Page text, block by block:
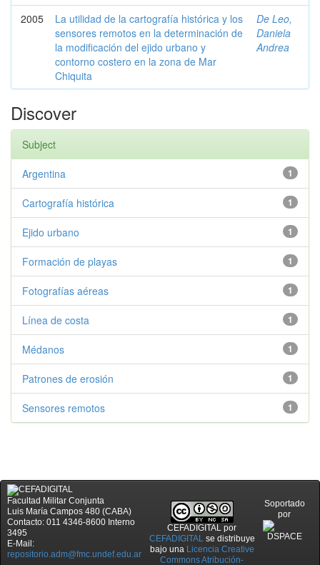
2005
La utilidad de la cartografía histórica y los
sensores remotos en la determinación de
la modificación del ejido urbano y
contorno costero en la zona de Mar
Chiquita
De Leo,
Daniela
Andrea
Discover
Subject
1
Argentina
1
Cartografía histórica
1
Ejido urbano
1
Formación de playas
1
Fotografías aéreas
1
Línea de costa
1
Médanos
1
Patrones de erosión
1
Sensores remotos
Facultad Militar Conjunta
Luis María Campos 480 (CABA)
Contacto: 011 4346-8600 Interno
3495
E-Mail:
repositorio.adm@fmc.undef.edu.ar
CEFADIGITAL por
CEFADIGITALse distribuye
bajo una Licencia Creative
Commons Atribución-
Soportado
por